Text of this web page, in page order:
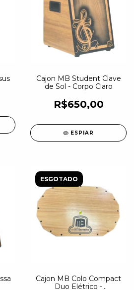
Cajon MB Student Clave
de Sol - Corpo Claro
R$650,00
ESPIAR
ESGOTADO
Cajon MB Colo Compact
Duo Elétrico -